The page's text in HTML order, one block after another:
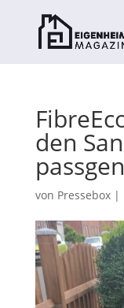
den
von Pressebox|